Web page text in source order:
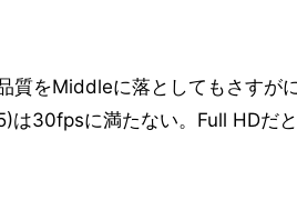
質をMiddleに落としてもさすが
は30fpsに満たない。Full HDだ